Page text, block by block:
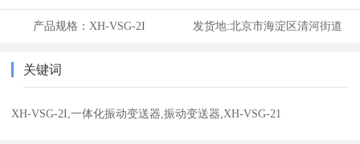
产品规格： XH-VSG-2I 发货地:北京市海淀区清河街道
关键词
XH-VSG-2I,一体化振动变送器,振动变送器,XH-VSG-21